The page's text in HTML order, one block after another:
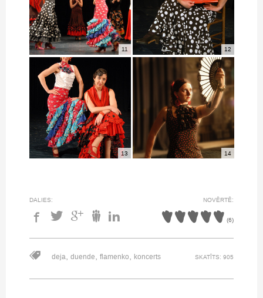
11 12
13 14
DALIES: NOVĒRTĒ:
(6)
deja, duende, flamenko, koncerts SKATĪTS: 905